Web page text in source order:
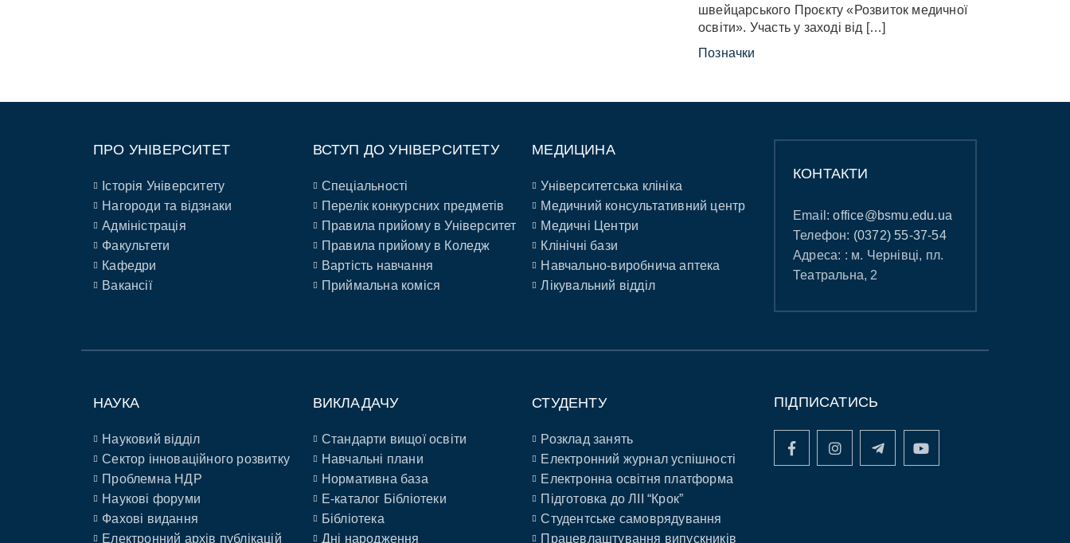
швейцарського Проєкту «Розвиток медичної
освіти». Участь у заході від […]
Позначки
ПРО УНІВЕРСИТЕТ
Історія Університету
Нагороди та відзнаки
Адміністрація
Факультети
Кафедри
Вакансії
ВСТУП ДО УНІВЕРСИТЕТУ
Спеціальності
Перелік конкурсних предметів
Правила прийому в Університет
Правила прийому в Коледж
Вартість навчання
Приймальна коміся
МЕДИЦИНА
Університетська клініка
Медичний консультативний центр
Медичні Центри
Клінічні бази
Навчально-виробнича аптека
Лікувальний відділ
КОНТАКТИ
Email:office@bsmu.edu.ua
Телефон: (0372) 55-37-54
Адреса: : м. Чернівці, пл.
Театральна, 2
НАУКА
Науковий відділ
Сектор інноваційного розвитку
Проблемна НДР
Наукові форуми
Фахові видання
Електронний архів публікацій
ВИКЛАДАЧУ
Стандарти вищої освіти
Навчальні плани
Нормативна база
E-каталог Бібліотеки
Бібліотека
Дні народження
СТУДЕНТУ
Розклад занять
Електронний журнал успішності
Електронна освітня платформа
Підготовка до ЛІІ “Крок”
Студентське самоврядування
Працевлаштування випускників
ПІДПИСАТИСЬ